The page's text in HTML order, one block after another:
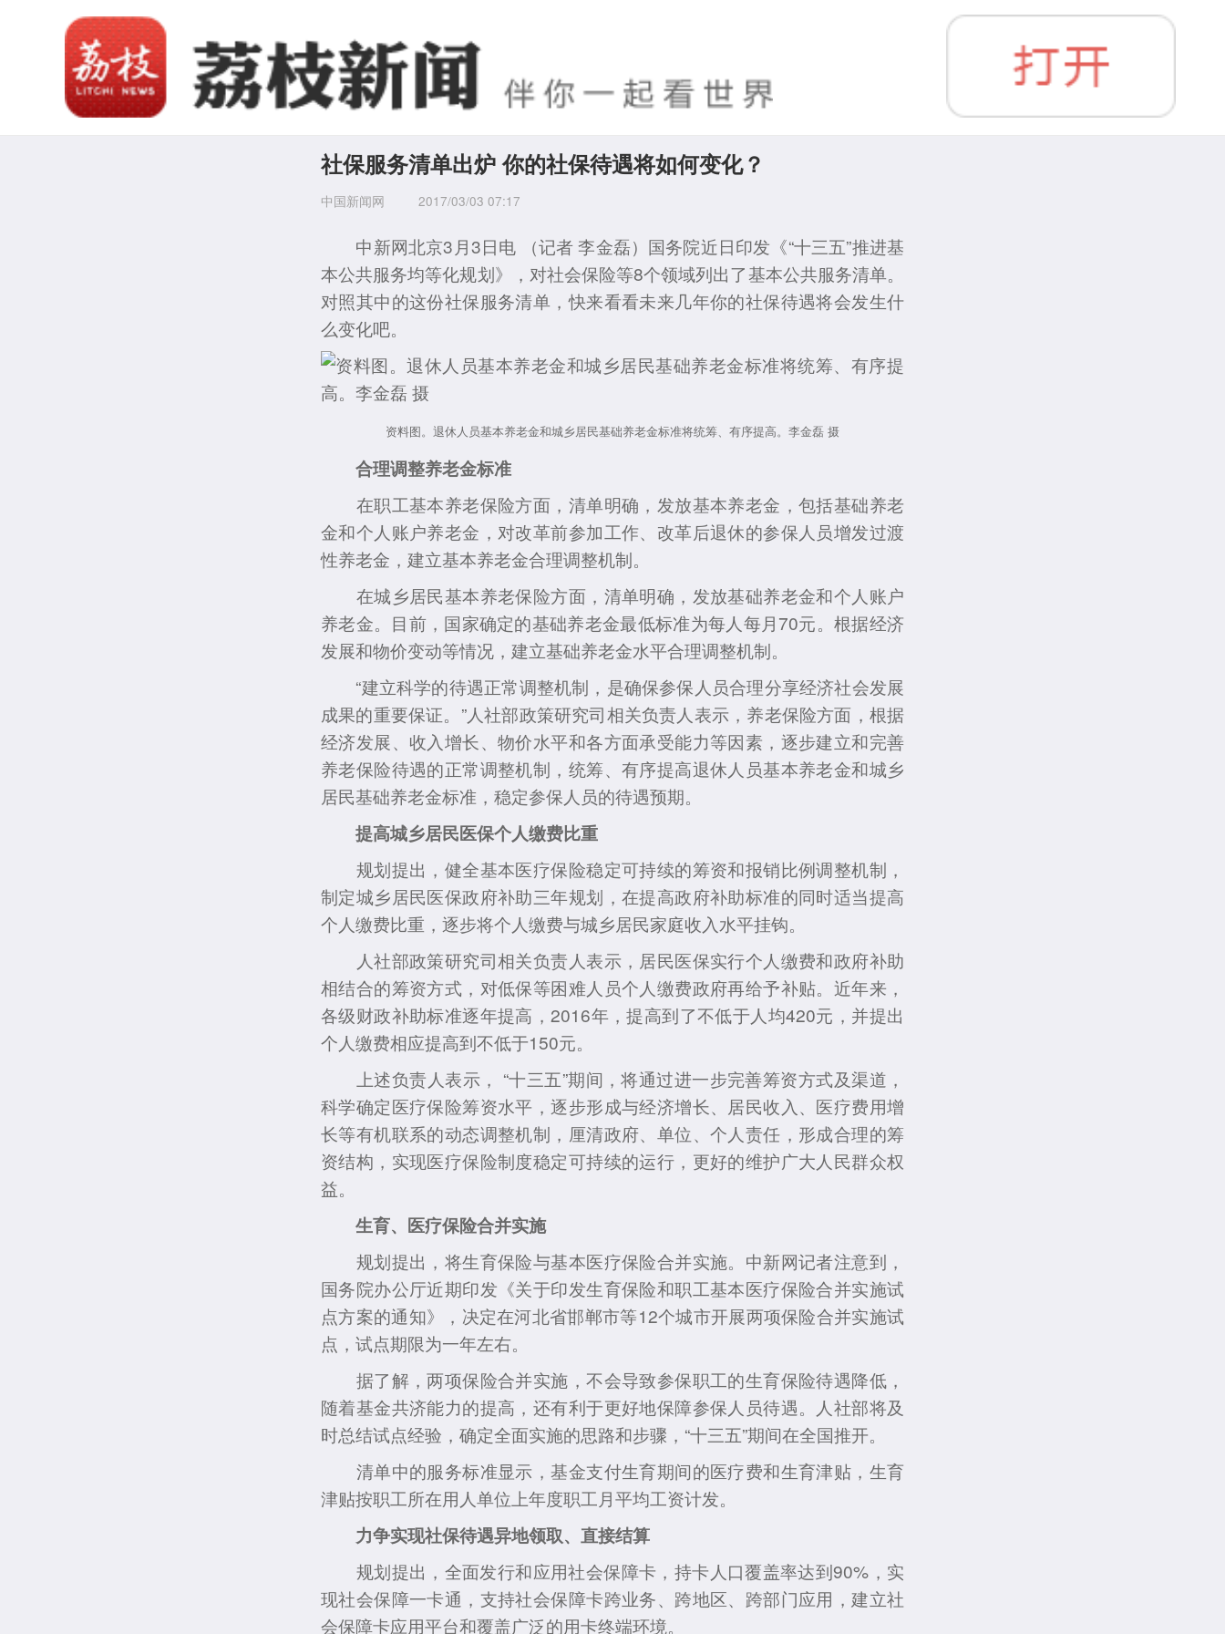
社保服务清单出炉 你的社保待遇将如何变化？
中国新闻网 2017/03/03 07:17
中新网北京3月3日电 （记者 李金磊）国务院近日印发《“十三五”推进基
本公共服务均等化规划》，对社会保险等8个领域列出了基本公共服务清单。
对照其中的这份社保服务清单，快来看看未来几年你的社保待遇将会发生什
么变化吧。
资料图。退休人员基本养老金和城乡居民基础养老金标准将统筹、有序提高。李金磊 摄
合理调整养老金标准
在职工基本养老保险方面，清单明确，发放基本养老金，包括基础养老
金和个人账户养老金，对改革前参加工作、改革后退休的参保人员增发过渡
性养老金，建立基本养老金合理调整机制。
在城乡居民基本养老保险方面，清单明确，发放基础养老金和个人账户
养老金。目前，国家确定的基础养老金最低标准为每人每月70元。根据经济
发展和物价变动等情况，建立基础养老金水平合理调整机制。
“建立科学的待遇正常调整机制，是确保参保人员合理分享经济社会发展
成果的重要保证。”人社部政策研究司相关负责人表示，养老保险方面，根据
经济发展、收入增长、物价水平和各方面承受能力等因素，逐步建立和完善
养老保险待遇的正常调整机制，统筹、有序提高退休人员基本养老金和城乡
居民基础养老金标准，稳定参保人员的待遇预期。
提高城乡居民医保个人缴费比重
规划提出，健全基本医疗保险稳定可持续的筹资和报销比例调整机制，
制定城乡居民医保政府补助三年规划，在提高政府补助标准的同时适当提高
个人缴费比重，逐步将个人缴费与城乡居民家庭收入水平挂钩。
人社部政策研究司相关负责人表示，居民医保实行个人缴费和政府补助
相结合的筹资方式，对低保等困难人员个人缴费政府再给予补贴。近年来，
各级财政补助标准逐年提高，2016年，提高到了不低于人均420元，并提出
个人缴费相应提高到不低于150元。
上述负责人表示， “十三五”期间，将通过进一步完善筹资方式及渠道，
科学确定医疗保险筹资水平，逐步形成与经济增长、居民收入、医疗费用增
长等有机联系的动态调整机制，厘清政府、单位、个人责任，形成合理的筹
资结构，实现医疗保险制度稳定可持续的运行，更好的维护广大人民群众权
益。
生育、医疗保险合并实施
规划提出，将生育保险与基本医疗保险合并实施。中新网记者注意到，
国务院办公厅近期印发《关于印发生育保险和职工基本医疗保险合并实施试
点方案的通知》，决定在河北省邯郸市等12个城市开展两项保险合并实施试
点，试点期限为一年左右。
据了解，两项保险合并实施，不会导致参保职工的生育保险待遇降低，
随着基金共济能力的提高，还有利于更好地保障参保人员待遇。人社部将及
时总结试点经验，确定全面实施的思路和步骤，“十三五”期间在全国推开。
清单中的服务标准显示，基金支付生育期间的医疗费和生育津贴，生育
津贴按职工所在用人单位上年度职工月平均工资计发。
力争实现社保待遇异地领取、直接结算
规划提出，全面发行和应用社会保障卡，持卡人口覆盖率达到90%，实
现社会保障一卡通，支持社会保障卡跨业务、跨地区、跨部门应用，建立社
会保障卡应用平台和覆盖广泛的用卡终端环境。